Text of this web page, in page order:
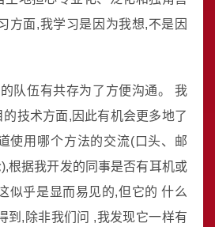
方面,我学习是因为我想,不是因
队伍有共存为了方便沟通。 我
技术方面,因此有机会更多地了
使用哪个方法的交流(口头、邮
根据我开发的同事是否有耳机或
似乎是显而易见的,但它的 什么
到,除非我们问 ,我发现它一样有